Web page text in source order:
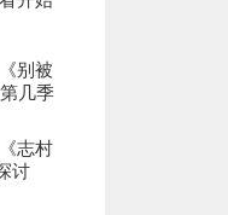
别被
几季
志村
讨